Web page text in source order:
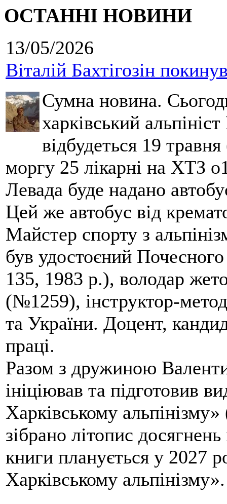
ОСТАННІ НОВИНИ
13/05/2026
Віталій Бахтігозін
Сумна новина.
харківський
відбудеться 19
моргу 25 лікарні на ХТЗ
Левада буде надано
Цей же автобус від
Майстер спорту з
був удостоєний
135, 1983 р.), володар
(№1259), інструктор-
та України. Доцент,
праці.
Разом з дружиною
ініціював та підготовив
Харківському
зібрано літопис
книги планується у 2027
Харківському альпінізму».